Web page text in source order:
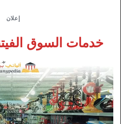
إعلان
خدمات السوق